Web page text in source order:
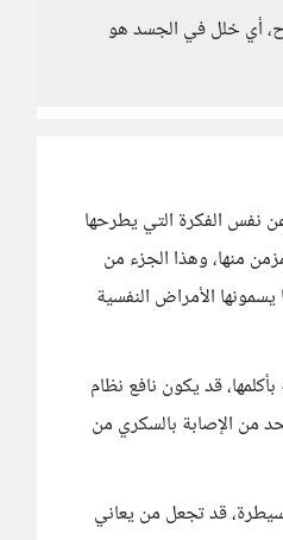
أي خلل في الجسد هو
نفس الفكرة التي يطرحها
منها، وهذا الجزء من
الأمراض النفسية
قد يكون نافع نظام
من الإصابة بالسكري من
قد تجعل من يعاني